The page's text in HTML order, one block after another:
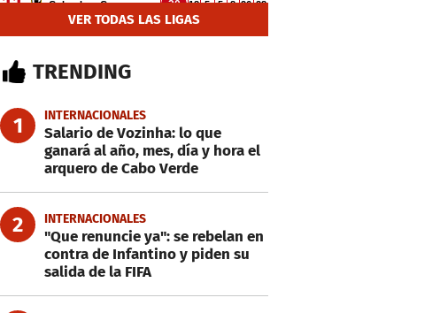
VER TODAS LAS LIGAS
TRENDING
1 INTERNACIONALES
Salario de Vozinha: lo que
ganará al año, mes, día y hora el
arquero de Cabo Verde
2 INTERNACIONALES
"Que renuncie ya": se rebelan en
contra de Infantino y piden su
salida de la FIFA